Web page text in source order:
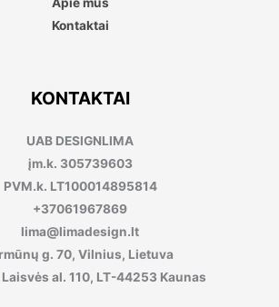
Kontaktai
KONTAKTAI
UAB DESIGNLIMA
įm.k. 305739603
PVM.k. LT100014895814
+37061967869
lima@limadesign.lt
g. 70, Vilnius, Lietuva
al. 110, LT-44253 Kaunas